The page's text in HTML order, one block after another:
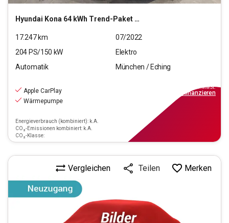
Hyundai Kona 64 kWh Trend-Paket Elektro 2WD
17.247km
07/2022
204 PS/150 kW
Elektro
Automatik
München / Eching
Apple CarPlay
Wärmepumpe
Energieverbrauch (kombiniert): k.A.
CO₂-Emissionen kombiniert: k.A.
CO₂-Klasse:
inkl.MwSt.
finanzieren
Vergleichen Teilen Merken